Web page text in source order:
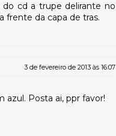
cd a trupe delirante no
frente da capa de tras.
3 de fevereiro de 2013 às 16:07
Posta ai, ppr favor!